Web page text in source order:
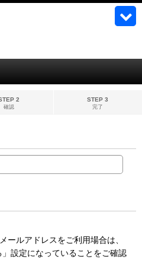
2
確認
STEP 3
完了
ールアドレスをご利用場合は、
」設定になっていることをご確認